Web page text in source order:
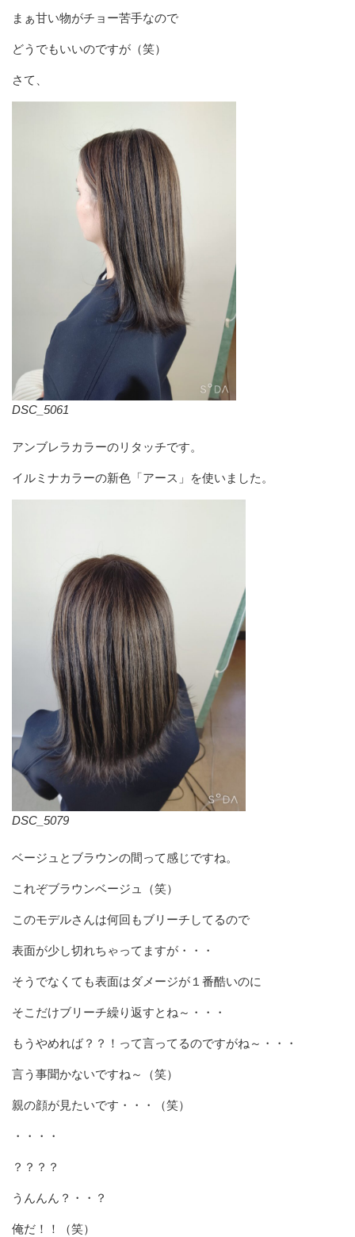
まぁ甘い物がチョー苦手なので
どうでもいいのですが（笑）
さて、
DSC_5061
アンブレラカラーのリタッチです。
イルミナカラーの新色「アース」を使いました。
DSC_5079
ベージュとブラウンの間って感じですね。
これぞブラウンベージュ（笑）
このモデルさんは何回もブリーチしてるので
表面が少し切れちゃってますが・・・
そうでなくても表面はダメージが１番酷いのに
そこだけブリーチ繰り返すとね～・・・
もうやめれば？？！って言ってるのですがね～・・・
言う事聞かないですね～（笑）
親の顔が見たいです・・・（笑）
・・・・
？？？？
うんんん？・・？
俺だ！！（笑）